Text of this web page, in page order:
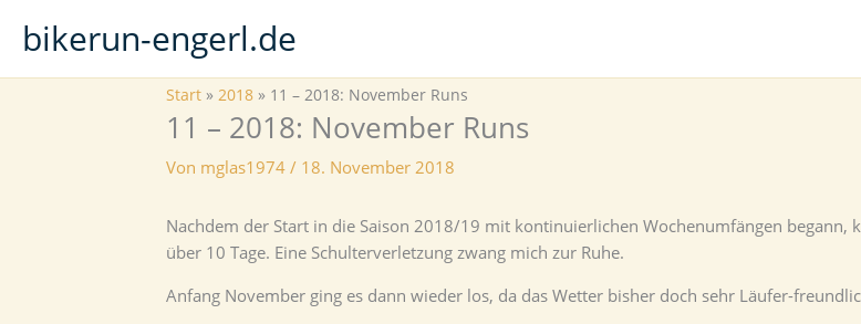
Inhaltbikerun-engerl.de
Start 2018 11 – 2018: November Runs
11 – 2018: November Runs
Von mglas1974 / 18. November 2018
Nachdem der Start in die Saison 2018/19 mit kontinuierlichen Wochenumfängen begann,
über 10 Tage. Eine Schulterverletzung zwang mich zur Ruhe.
Anfang November ging es dann wieder los, da das Wetter bisher doch sehr Läufer-